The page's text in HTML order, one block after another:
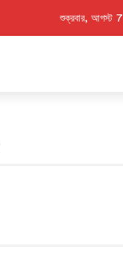
শুক্রবার, আগস্ট 7